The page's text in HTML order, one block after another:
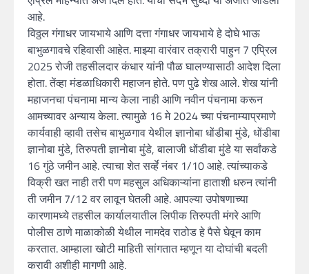
आहे.
विठ्ठल गंगाधर जायभाये आणि दत्ता गंगाधर जायभाये हे दोघे भाऊ
बाभुळगावचे रहिवासी आहेत. माझ्या वारंवार तक्रारी पाहुन 7 एप्रिल
2025 रोजी तहसीलदार कंधार यांनी पौळ घालण्यासाठी आदेश दिला
होता. तेंव्हा मंडळाधिकारी महाजन होते. पण पुढे शेख आले. शेख यांनी
महाजनचा पंचनामा मान्य केला नाही आणि नवीन पंचनामा करून
आमच्यावर अन्याय केला. त्यामुळे 16 मे 2024 च्या पंचनाम्याप्रमाणे
कार्यवाही व्हावी तसेच बाभुळगाव येथील ज्ञानोबा धोंडीबा मुंडे, धोंडीबा
ज्ञानोबा मुंडे, तिरुपती ज्ञानोबा मुंडे, बालाजी धोंडीबा मुंडे या सर्वांकडे
16 गुंठे जमीन आहे. त्याचा शेत सर्व्हे नंबर 1/10 आहे. त्यांच्याकडे
विक्री खत नाही तरी पण महसुल अधिकाऱ्यांना हाताशी धरुन त्यांनी
ती जमीन 7/12 वर लावून घेतली आहे. आपल्या उपोषणाच्या
कारणामध्ये तहसील कार्यालयातील लिपीक तिरुपती मंगरे आणि
पोलीस ठाणे माळाकोळी येथील नामदेव राठोड हे पैसे घेवून काम
करतात. आम्हाला खोटी माहिती सांगतात म्हणून या दोघांची बदली
करावी अशीही मागणी आहे.